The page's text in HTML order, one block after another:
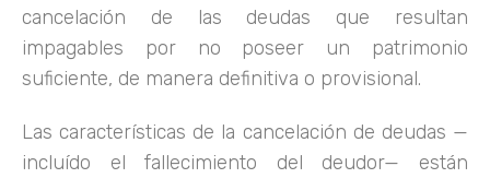
cancelación de las deudas que resultan
impagables por no poseer un patrimonio
suficiente, de manera definitiva o provisional.
Las características de la cancelación de deudas —
incluído el fallecimiento del deudor— están